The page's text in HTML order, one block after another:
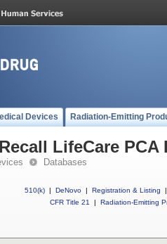
Devices Radiation-Emitting
LifeCare PCA
Databases
510(k) | DeNovo | Registration & Listing
|
CFR Title 21
| Radiation-Emitting